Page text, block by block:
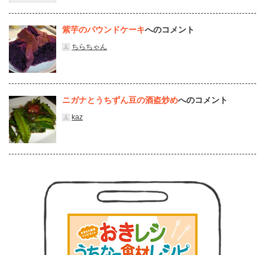
紫芋のパウンドケーキへのコメント
ちらちゃん
ニガナとうちずん豆の酒盗炒めへのコメント
kaz